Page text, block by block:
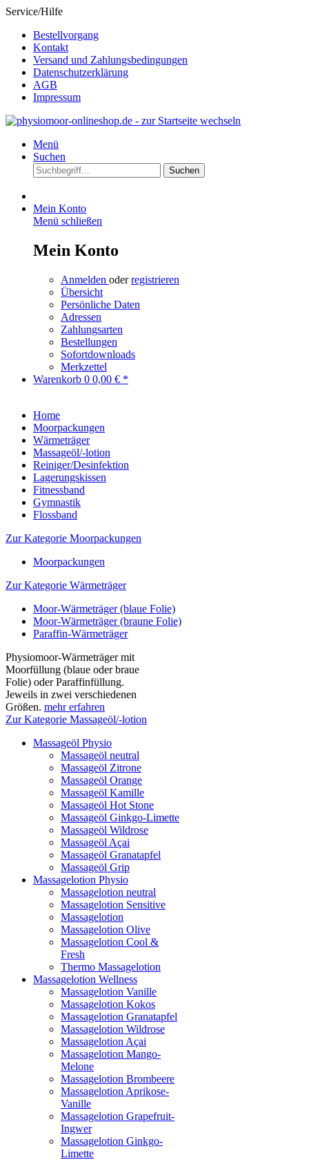
Service/Hilfe
Bestellvorgang
Kontakt
Versand und Zahlungsbedingungen
Datenschutzerklärung
AGB
Impressum
Menü
Suchen
Suchen
Mein Konto
Menü schließen
Mein Konto
Anmelden oderregistrieren
Übersicht
Persönliche Daten
Adressen
Zahlungsarten
Bestellungen
Sofortdownloads
Merkzettel
Warenkorb 0 0,00 € *
Home
Moorpackungen
Wärmeträger
Massageöl/-lotion
Reiniger/Desinfektion
Lagerungskissen
Fitnessband
Gymnastik
Flossband
Zur Kategorie Moorpackungen
Moorpackungen
Zur Kategorie Wärmeträger
Moor-Wärmeträger (blaue Folie)
Moor-Wärmeträger (braune Folie)
Paraffin-Wärmeträger
Physiomoor-Wärmeträger mit
Moorfüllung (blaue oder braue
Folie) oder Paraffinfüllung.
Jeweils in zwei verschiedenen
Größen. mehr erfahren
Zur Kategorie Massageöl/-lotion
Massageöl Physio
Massageöl neutral
Massageöl Zitrone
Massageöl Orange
Massageöl Kamille
Massageöl Hot Stone
Massageöl Ginkgo-Limette
Massageöl Wildrose
Massageöl Açai
Massageöl Granatapfel
Massageöl Grip
Massagelotion Physio
Massagelotion neutral
Massagelotion Sensitive
Massagelotion
Massagelotion Olive
Massagelotion Cool &
Fresh
Thermo Massagelotion
Massagelotion Wellness
Massagelotion Vanille
Massagelotion Kokos
Massagelotion Granatapfel
Massagelotion Wildrose
Massagelotion Açai
Massagelotion Mango-
Melone
Massagelotion Brombeere
Massagelotion Aprikose-
Vanille
Massagelotion Grapefruit-
Ingwer
Massagelotion Ginkgo-
Limette